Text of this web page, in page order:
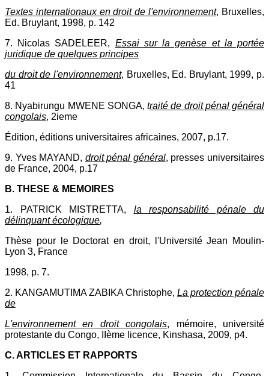
Textes internationaux en droit de l'environnement, Bruxelles,
Ed. Bruylant, 1998, p. 142
7. Nicolas SADELEER, Essai sur la genèse et la portée
juridique de quelques principes
du droit de l'environnement, Bruxelles, Ed. Bruylant, 1999, p.
41
8. Nyabirungu MWENE SONGA, traité de droit pénal général
congolais, 2ieme
Édition, éditions universitaires africaines, 2007, p.17.
9. Yves MAYAND, droit pénal général, presses universitaires
de France, 2004, p.17
B. THESE & MEMOIRES
1. PATRICK MISTRETTA, la responsabilité pénale du
délinquant écologique,
Thèse pour le Doctorat en droit, l'Université Jean Moulin-
Lyon 3, France
1998, p. 7.
2. KANGAMUTIMA ZABIKA Christophe, La protection pénale
de
L'environnement en droit congolais, mémoire, université
protestante du Congo, IIème licence, Kinshasa, 2009, p4.
C. ARTICLES ET RAPPORTS